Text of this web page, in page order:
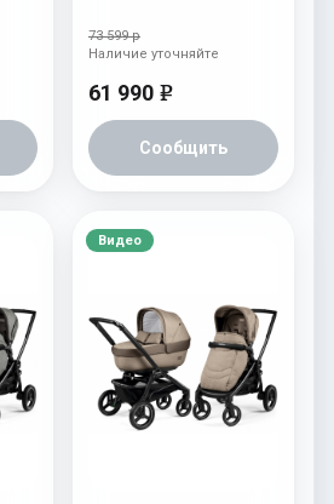
73 599 р
61 990 e
Сообщить
Наличие уточняйте
Видео